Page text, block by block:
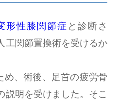
形性膝関節症 と診断さ
工関節置換術を受けるか
め、術後、足首の疲労骨
説明を受けました。そこ